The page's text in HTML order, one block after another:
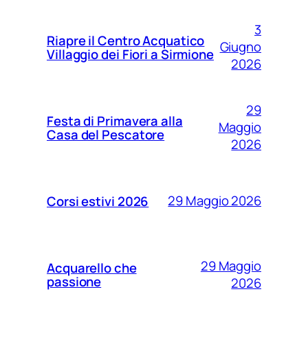
Riapre il Centro Acquatico
Villaggio dei Fiori a Sirmione
3
Giugno
2026
Festa di Primavera alla
Casa del Pescatore
29
Maggio
2026
Corsi estivi 2026 29 Maggio 2026
Acquarello che
passione
29 Maggio
2026